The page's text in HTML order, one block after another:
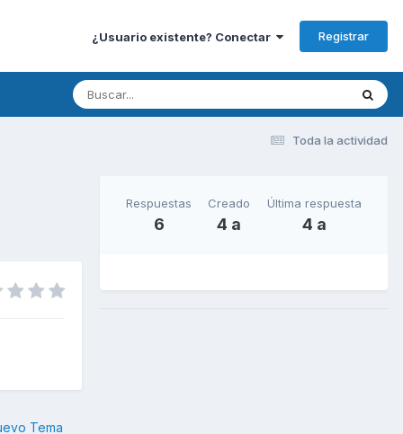
¿Usuario existente? Conectar Registrar
Toda la actividad
Tema
Respuestas
6
Creado
4 a
Última respuesta
4 a